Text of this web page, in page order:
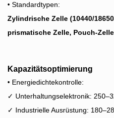
• Standardtypen:
Zylindrische Zelle (10440/
prismatische Zelle, Pouch-Zelle
Kapazitätsoptimierung
• Energiedichtekontrolle:
✓ Unterhaltungselektronik:
✓ Industrielle Ausrüstung: